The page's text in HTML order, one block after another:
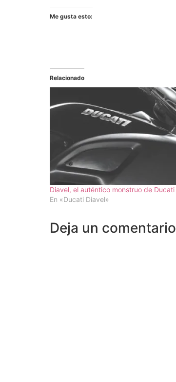
Me gusta esto:
Relacionado
Diavel, el auténtico monstruo de Ducati
En «Ducati Diavel»
Deja un comentario